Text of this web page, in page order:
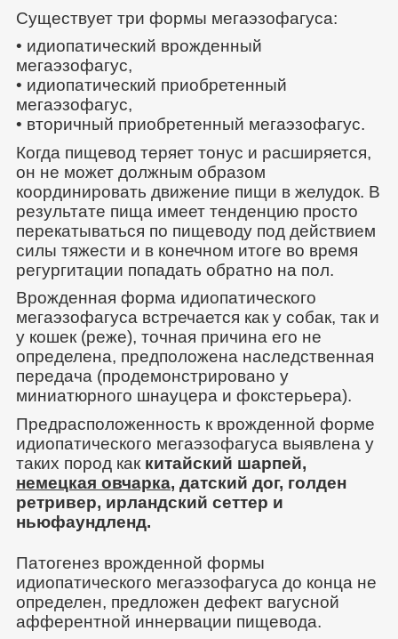
Существует три формы мегаэзофагуса:
• идиопатический врожденный
мегаэзофагус,
• идиопатический приобретенный
мегаэзофагус,
• вторичный приобретенный мегаэзофагус.
Когда пищевод теряет тонус и расширяется,
он не может должным образом
координировать движение пищи в желудок. В
результате пища имеет тенденцию просто
перекатываться по пищеводу под действием
силы тяжести и в конечном итоге во время
регургитации попадать обратно на пол.
Врожденная форма идиопатического
мегаэзофагуса встречается как у собак, так и
у кошек (реже), точная причина его не
определена, предположена наследственная
передача (продемонстрировано у
миниатюрного шнауцера и фокстерьера).
Предрасположенность к врожденной форме
идиопатического мегаэзофагуса выявлена у
таких пород как китайский шарпей,
немецкая овчарка, датский дог, голден
ретривер, ирландский сеттер и
ньюфаундленд.
Патогенез врожденной формы
идиопатического мегаэзофагуса до конца не
определен, предложен дефект вагусной
афферентной иннервации пищевода.